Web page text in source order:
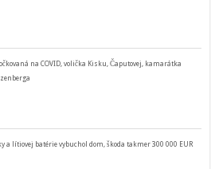
na COVID, volička Kisku, Čaputovej, kamarátka
a lítiovej batérie vybuchol dom, škoda takmer 300 000 EUR